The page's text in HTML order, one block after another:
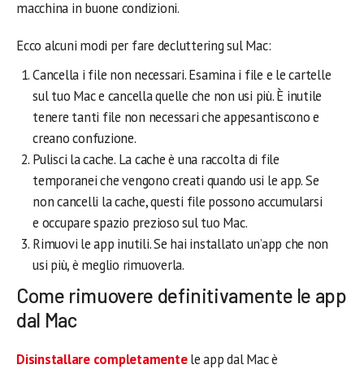
macchina in buone condizioni.
Ecco alcuni modi per fare decluttering sul Mac:
Cancella i file non necessari. Esamina i file e le cartelle
sul tuo Mac e cancella quelle che non usi più. È inutile
tenere tanti file non necessari che appesantiscono e
creano confuzione.
Pulisci la cache. La cache è una raccolta di file
temporanei che vengono creati quando usi le app. Se
non cancelli la cache, questi file possono accumularsi
e occupare spazio prezioso sul tuo Mac.
Rimuovi le app inutili. Se hai installato un’app che non
usi più, è meglio rimuoverla.
Come rimuovere definitivamente le app
dal Mac
Disinstallare completamentele app dal Mac è